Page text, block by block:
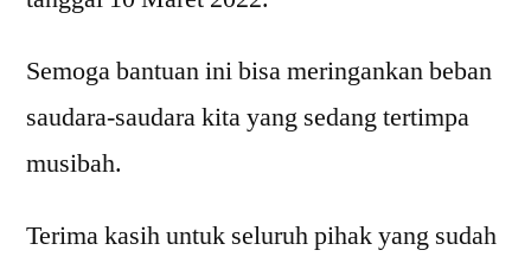
Semoga bantuan ini bisa meringankan beban
saudara-saudara kita yang sedang tertimpa
musibah.
Terima kasih untuk seluruh pihak yang sudah